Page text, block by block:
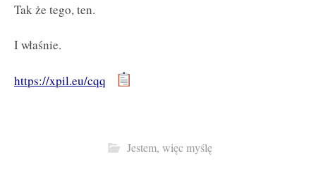
Tak że tego, ten.
I właśnie.
https://xpil.eu/cqq
Jestem, więc myślę